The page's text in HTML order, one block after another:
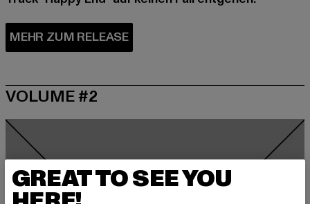
VOLUME #2
GREAT TO SEE YOU